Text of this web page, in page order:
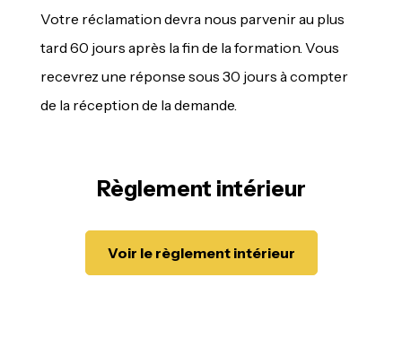
Votre réclamation devra nous parvenir au plus
tard 60 jours après la fin de la formation. Vous
recevrez une réponse sous 30 jours à compter
de la réception de la demande.
Règlement intérieur
Voir le règlement intérieur